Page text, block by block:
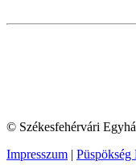
© Székesfehérvári
Impresszum |